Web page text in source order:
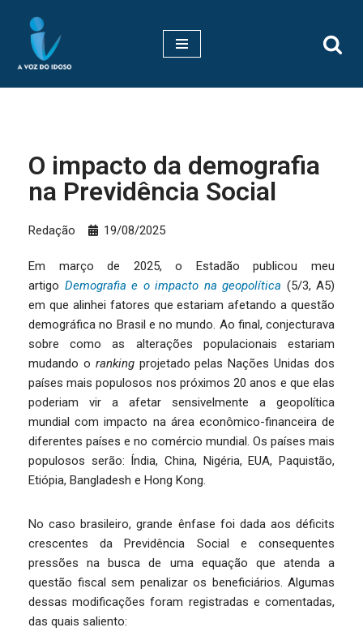
Pular
para
O impacto da demografia
na Previdência Social
Redação 19/08/2025
Em março de 2025, o Estadão publicou meu
artigo Demografia e o impacto na geopolítica (5/3, A5)
em que alinhei fatores que estariam afetando a questão
demográfica no Brasil e no mundo. Ao final, conjecturava
sobre como as alterações populacionais estariam
mudando o rankingprojetado pelas Nações Unidas dos
países mais populosos nos próximos 20 anos e que elas
poderiam vir a afetar sensivelmente a geopolítica
mundial com impacto na área econômico-financeira de
diferentes países e no comércio mundial. Os países mais
populosos serão: Índia, China, Nigéria, EUA, Paquistão,
Etiópia, Bangladesh e Hong Kong.
No caso brasileiro, grande ênfase foi dada aos déficits
crescentes da Previdência Social e consequentes
pressões na busca de uma equação que atenda a
questão fiscal sem penalizar os beneficiários. Algumas
dessas modificações foram registradas e comentadas,
das quais saliento: